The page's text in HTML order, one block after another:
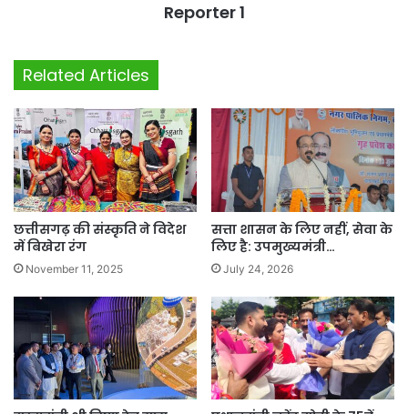
Reporter 1
Related Articles
छत्तीसगढ़ की संस्कृति ने विदेश
में बिखेरा रंग
November 11, 2025
सत्ता शासन के लिए नहीं, सेवा के
लिए है: उपमुख्यमंत्री…
July 24, 2026